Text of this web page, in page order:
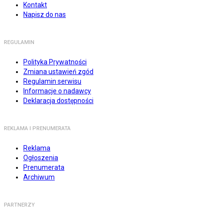
Kontakt
Napisz do nas
REGULAMIN
Polityka Prywatności
Zmiana ustawień zgód
Regulamin serwisu
Informacje o nadawcy
Deklaracja dostępności
REKLAMA I PRENUMERATA
Reklama
Ogłoszenia
Prenumerata
Archiwum
PARTNERZY